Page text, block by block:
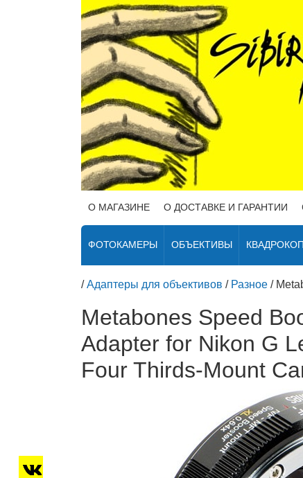
О МАГАЗИНЕ О ДОСТАВКЕ И ГАРАНТИИ
ФОТОКАМЕРЫ ОБЪЕКТИВЫ
/Адаптеры для объективов / Разное /
Metabones Speed
Adapter for Nikon G
Four Thirds-Mount